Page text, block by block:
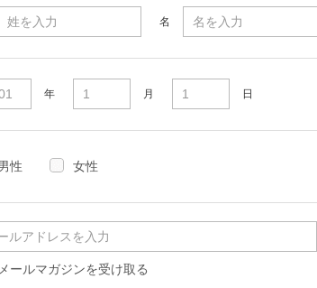
名
年 月 日
性 女性
メールマガジンを受け取る